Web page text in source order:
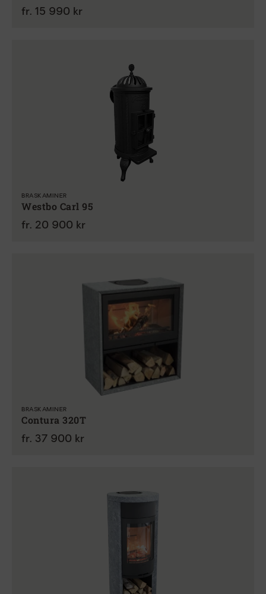
fr. 15 990 kr
BRASKAMINER
Westbo Carl 95
fr. 20 900 kr
BRASKAMINER
Contura 320T
fr. 37 900 kr